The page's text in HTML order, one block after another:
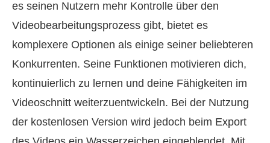
es seinen Nutzern mehr Kontrolle über den
Videobearbeitungsprozess gibt, bietet es
komplexere Optionen als einige seiner beliebteren
Konkurrenten. Seine Funktionen motivieren dich,
kontinuierlich zu lernen und deine Fähigkeiten im
Videoschnitt weiterzuentwickeln. Bei der Nutzung
der kostenlosen Version wird jedoch beim Export